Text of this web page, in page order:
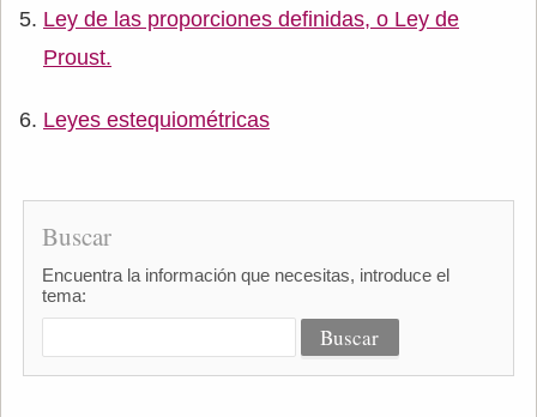
Ley de las proporciones definidas, o Ley de
Proust.
Leyes estequiométricas
Buscar
Encuentra la información que necesitas, introduce el
tema: